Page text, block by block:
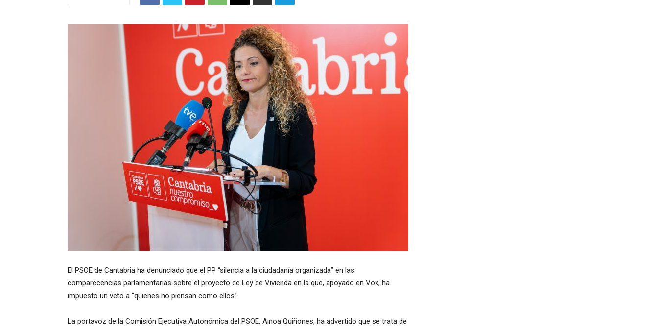
El PSOE de Cantabria ha denunciado que el PP “silencia a la ciudadanía organizada” en las
comparecencias parlamentarias sobre el proyecto de Ley de Vivienda en la que, apoyado en Vox, ha
impuesto un veto a “quienes no piensan como ellos”.
La portavoz de la Comisión Ejecutiva Autonómica del PSOE, Ainoa Quiñones, ha advertido que se trata de